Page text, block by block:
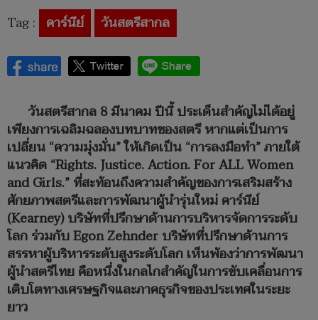
Tag : คาร์นีย์ วันสตรีสากล
วันสตรีสากล 8 มีนาคม ปีนี้ ประเด็นสำคัญไม่ได้อยู่
เพียงการเฉลิมฉลองบทบาทของสตรี หากแต่เป็นการ
เปลี่ยน “ความมุ่งมั่น” ให้เกิดเป็น “การลงมือทำ” ภายใต้
แนวคิด “Rights. Justice. Action. For ALL Women
and Girls.” ที่สะท้อนถึงความสำคัญของการเสริมสร้าง
ศักยภาพสตรีและการพัฒนาผู้นำรุ่นใหม่ คาร์นีย์
(Kearney) บริษัทที่ปรึกษาด้านการบริหารจัดการระดับ
โลก ร่วมกับ Egon Zehnder บริษัทที่ปรึกษาด้านการ
สรรหาผู้บริหารระดับสูงระดับโลก เห็นพ้องว่าการพัฒนา
ผู้นำสตรีไทย คือหนึ่งในกลไกสำคัญในการขับเคลื่อนการ
เติบโตทางเศรษฐกิจและภาคธุรกิจของประเทศในระยะ
ยาว